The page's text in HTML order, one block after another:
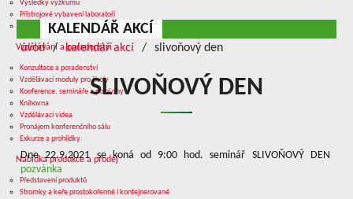
Výsledky výzkumu
Přístrojové vybavení laboratoří
Služby v oblasti výzkumu
Vzdělávání a poradenství
Konzultace a poradenství
Vzdělávací moduly pro školy
Konference, semináře a polní dny
Knihovna
Vzdělávací videa
Pronájem konferenčního sálu
Exkurze a prohlídky
Nabídka produkce a prodej
Představení produktů
Stromky a keře prostokořenné i kontejnerované
KALENDÁŘ AKCÍ
úvod kalendář akcí slivoňový den
SLIVOŇOVÝ DEN
Dne 22.9.2021 se koná od 9:00 hod. seminář SLIVOŇOVÝ DEN
pozvánka